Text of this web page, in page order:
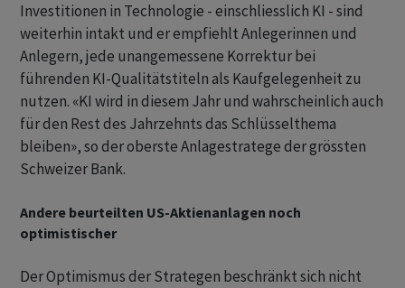
Investitionen in Technologie - einschliesslich KI - sind
weiterhin intakt und er empfiehlt Anlegerinnen und
Anlegern, jede unangemessene Korrektur bei
führenden KI-Qualitätstiteln als Kaufgelegenheit zu
nutzen. «KI wird in diesem Jahr und wahrscheinlich auch
für den Rest des Jahrzehnts das Schlüsselthema
bleiben», so der oberste Anlagestratege der grössten
Schweizer Bank.
Andere beurteilten US-Aktienanlagen noch
optimistischer
Der Optimismus der Strategen beschränkt sich nicht